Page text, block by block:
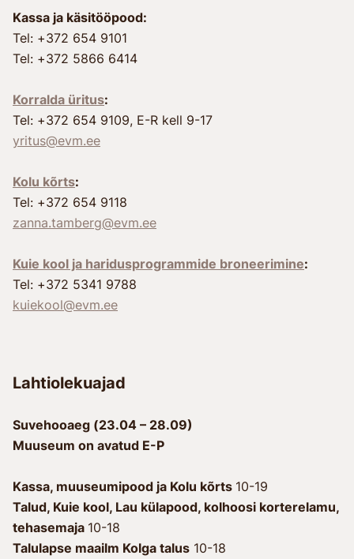
Kassa ja käsitööpood:
Tel: +372 654 9101
Tel: +372 5866 6414
Korralda üritus:
Tel: +372 654 9109, E-R kell 9-17
yritus@evm.ee
Kolu kõrts:
Tel: +372 654 9118
zanna.tamberg@evm.ee
Kuie kool ja haridusprogrammide broneerimine:
Tel: +372 5341 9788
kuiekool@evm.ee
Lahtiolekuajad
Suvehooaeg (23.04 – 28.09)
Muuseum on avatud E-P
Kassa, muuseumipood ja Kolu kõrts 10-19
Talud, Kuie kool, Lau külapood, kolhoosi korterelamu,
tehasemaja 10-18
Talulapse maailm Kolga talus 10-18